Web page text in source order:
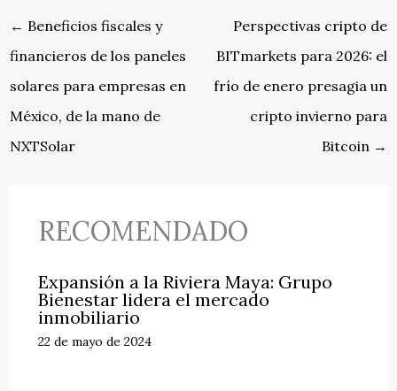
← Beneficios fiscales y
financieros de los paneles
solares para empresas en
México, de la mano de
NXTSolar
Perspectivas cripto de
BITmarkets para 2026: el
frío de enero presagia un
cripto invierno para
Bitcoin →
RECOMENDADO
Expansión a la Riviera Maya: Grupo
Bienestar lidera el mercado
inmobiliario
22 de mayo de 2024